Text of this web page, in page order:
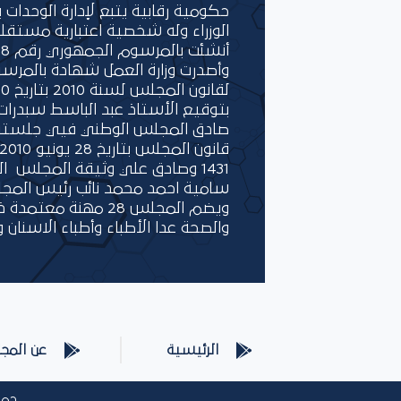
حكومية رقابية يتبع لإدارة
الوزراء وله شخصية اعتبارية
وأصدرت وزارة العمل شهادة
بتوقيع الأستاذ عبد الباسط
1431 وصادق علي وثيقة المجلس
سامية احمد محمد نائب رئيس
ويضم المجلس 28 مهنة
والصحة عدا الأطباء وأطباء الاسنان
الرئيسية عن